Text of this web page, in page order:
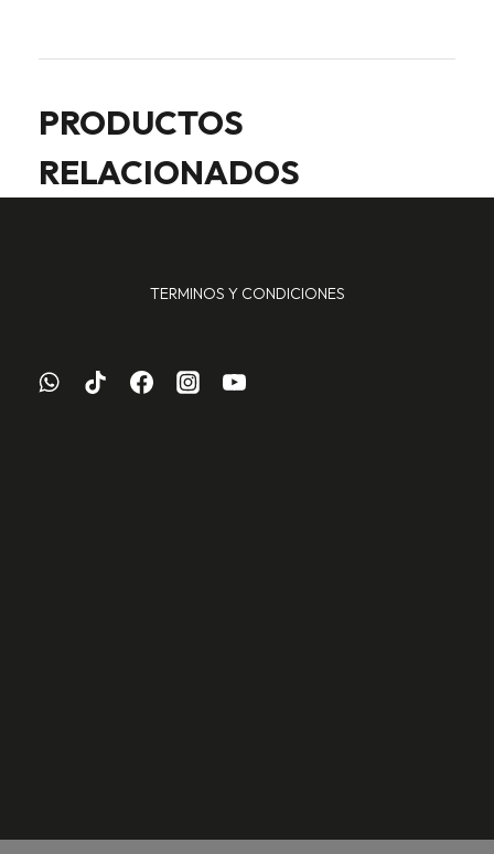
PRODUCTOS
RELACIONADOS
TERMINOS Y CONDICIONES